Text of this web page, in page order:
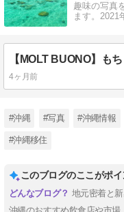
趣味の写真
ます。2021
4ヶ月前
#沖縄 #写真 #沖縄情報
#沖縄移住
このブログのここがポイ
地元密着と